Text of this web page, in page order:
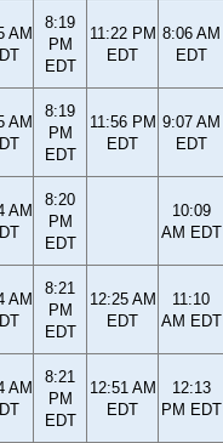
AM
8:19
PM
EDT
11:22 PM
EDT
8:06 AM
EDT
AM
8:19
PM
EDT
11:56 PM
EDT
9:07 AM
EDT
AM
8:20
PM
EDT
10:09
AM EDT
AM
8:21
PM
EDT
12:25 AM
EDT
11:10
AM EDT
AM
8:21
PM
EDT
12:51 AM
EDT
12:13
PM EDT